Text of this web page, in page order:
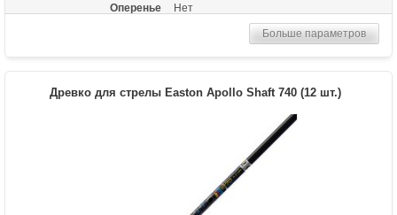
Оперенье
Нет
Больше параметров
Древко для стрелы Easton Apollo Shaft 740 (12 шт.)